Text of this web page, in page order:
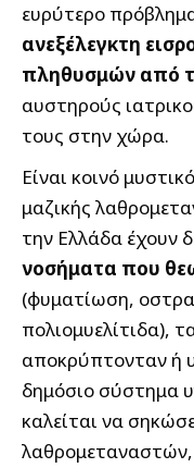
ευρύτερο
ανεξέλεγκτη
πληθυσμών από
αυστηρούς
τους στην χώρα.
Είναι κοινό
μαζικής
την Ελλάδα έχουν
νοσήματα που
(φυματίωση,
πολιομυελίτιδα),
αποκρύπτονταν ή
δημόσιο σύστημα
καλείται να
λαθρομεταναστών,